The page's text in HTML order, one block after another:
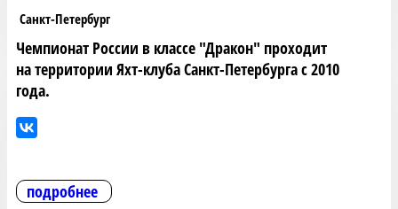
Санкт-Петербург
Чемпионат России в классе "Дракон" проходит
на территории Яхт-клуба Санкт-Петербурга с 2010
года.
подробнее